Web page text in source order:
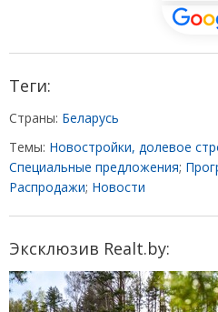
Теги:
Страны: Беларусь
Темы: Новостройки, долевое
Специальные предложения;
Распродажи; Новости
Эксклюзив Realt.by: